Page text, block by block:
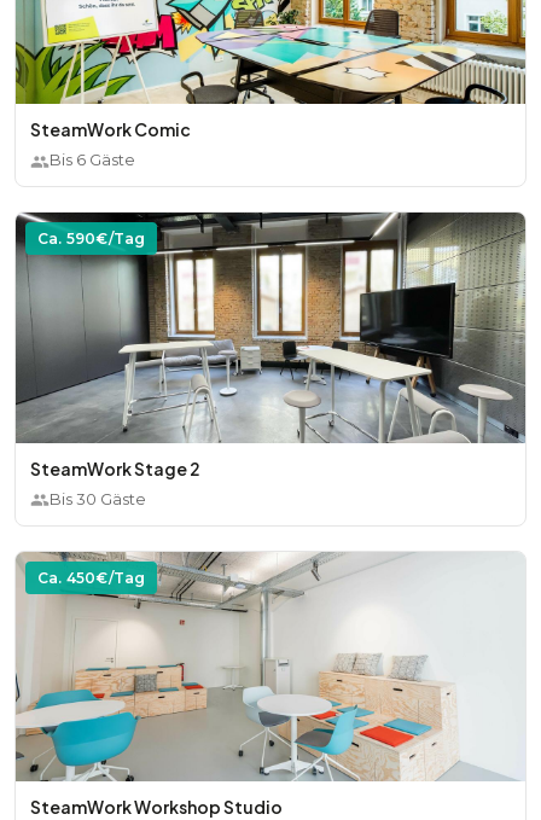
SteamWork Comic
Bis 6 Gäste
Ca. 590€/Tag
SteamWork Stage 2
Bis30 Gäste
Ca. 450€/Tag
SteamWork Workshop Studio